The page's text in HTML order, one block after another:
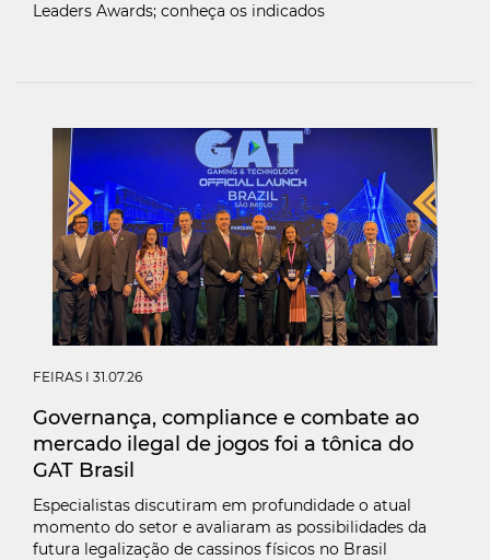
Leaders Awards; conheça os indicados
FEIRAS I 31.07.26
Governança, compliance e combate ao
mercado ilegal de jogos foi a tônica do
GAT Brasil
Especialistas discutiram em profundidade o atual
momento do setor e avaliaram as possibilidades da
futura legalização de cassinos físicos no Brasil